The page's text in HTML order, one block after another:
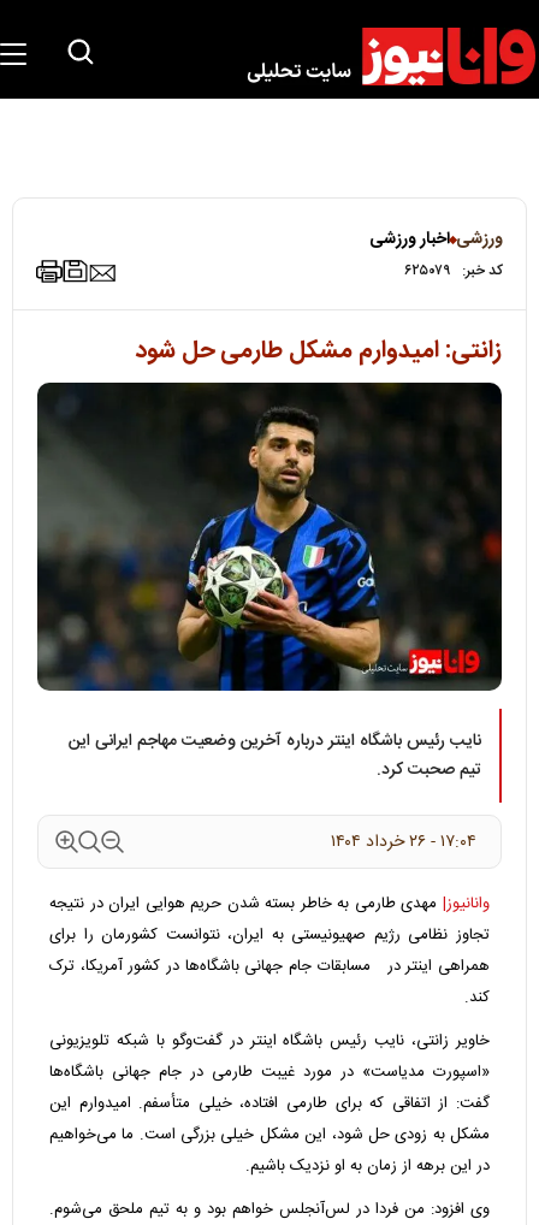
ورزشی اخبار ورزشی
کد خبر: ۶۲۵۰۷۹
زانتی: امیدوارم مشکل طارمی حل شود
نایب رئیس باشگاه اینتر درباره آخرین وضعیت مهاجم ایرانی‌ این
تیم صحبت کرد.
۱۷:۰۴ - ۲۶ خرداد ۱۴۰۴
وانانیوز| مهدی طارمی به خاطر بسته شدن حریم هوایی ایران در نتیجه
تجاوز نظامی رژیم صهیونیستی به ایران، نتوانست کشورمان را برای
همراهی اینتر در مسابقات جام جهانی باشگاه‌ها در کشور آمریکا، ترک
کند.
خاویر زانتی، نایب رئیس باشگاه اینتر در گفت‌وگو با شبکه تلویزیونی
«اسپورت مدیاست» در مورد غیبت طارمی در جام جهانی باشگاه‌ها
گفت: از اتفاقی که برای طارمی افتاده، خیلی متأسفم. امیدوارم این
مشکل به زودی حل شود، این مشکل خیلی بزرگی است. ما می‌خواهیم
در این برهه از زمان به او نزدیک باشیم.
وی افزود: من فردا در لس‌آنجلس خواهم بود و به تیم ملحق می‌شوم.